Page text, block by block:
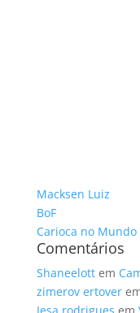
Macksen Luiz
BoF
Carioca no Mundo
Comentários
Shaneelottem
zimerov ertover